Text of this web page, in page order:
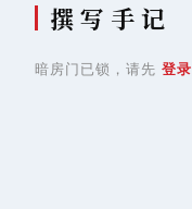
撰 写 手 记
暗房门已锁，请先 登录